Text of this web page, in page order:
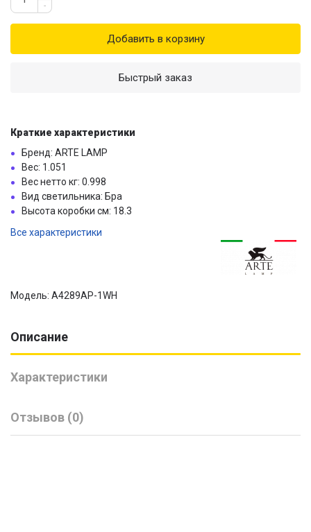
-
Добавить в корзину
Быстрый заказ
Краткие характеристики
Бренд: ARTE LAMP
Вес: 1.051
Вес нетто кг: 0.998
Вид светильника: Бра
Высота коробки см: 18.3
Все характеристики
Модель: A4289AP-1WH
Описание
Характеристики
Отзывов (0)